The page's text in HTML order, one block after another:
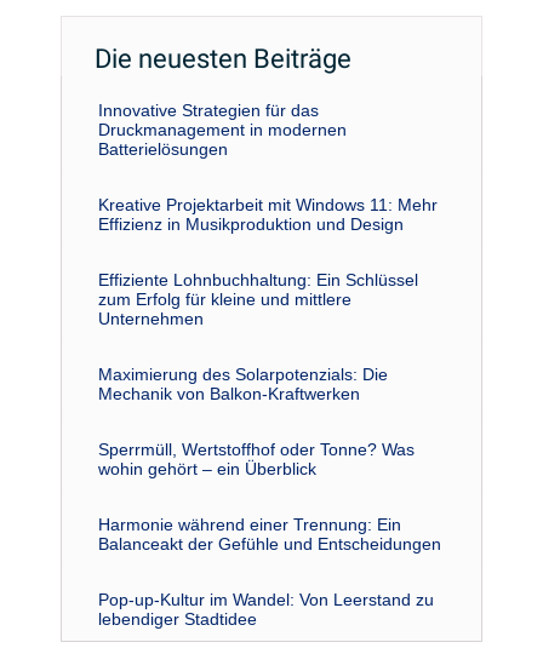
Die neuesten Beiträge
Innovative Strategien für das
Druckmanagement in modernen
Batterielösungen
Kreative Projektarbeit mit Windows 11: Mehr
Effizienz in Musikproduktion und Design
Effiziente Lohnbuchhaltung: Ein Schlüssel
zum Erfolg für kleine und mittlere
Unternehmen
Maximierung des Solarpotenzials: Die
Mechanik von Balkon-Kraftwerken
Sperrmüll, Wertstoffhof oder Tonne? Was
wohin gehört – ein Überblick
Harmonie während einer Trennung: Ein
Balanceakt der Gefühle und Entscheidungen
Pop-up-Kultur im Wandel: Von Leerstand zu
lebendiger Stadtidee